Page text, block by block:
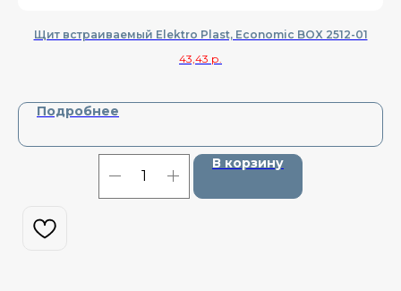
Щит встраиваемый Elektro Plast, Economic BOX 2512-01
43,43 р.
Подробнее
В корзину